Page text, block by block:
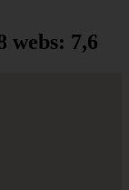
webs: 7,6